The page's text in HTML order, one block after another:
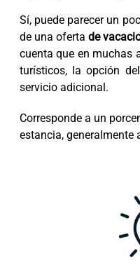
Sí, puede parecer un
de una ofertade
cuenta que en muchas
turísticos, la opción
servicio adicional.
Corresponde a un
estancia, generalmente